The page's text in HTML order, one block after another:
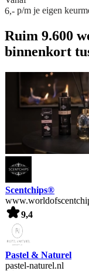
6,- p/m je eigen
Ruim 9.600
binnenkort
Scentchips®
9,4
Pastel & Naturel
pastel-naturel.nl